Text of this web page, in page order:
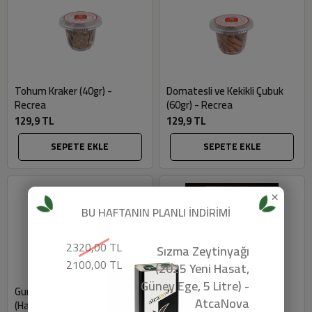
Tohum Kraker (40gr) -
Recrea
129,9 TL
SEPETE EKLE
Domatesli ve Kekikli Çubuk
(60gr) - Recrea
129,9 TL
SEPETE EKLE
Gurme Baharat Karışımı
(Harman Sihirbaz, 100gr) -
Baharat Karışımı (Harman
Limon - Kekik, 100gr) -
×
BU HAFTANIN PLANLI İNDİRİMİ
2320,00 TL
2100,00 TL
Sızma Zeytinyağı
(2025 Yeni Hasat,
Güney Ege, 5 Litre) -
AtcaNova